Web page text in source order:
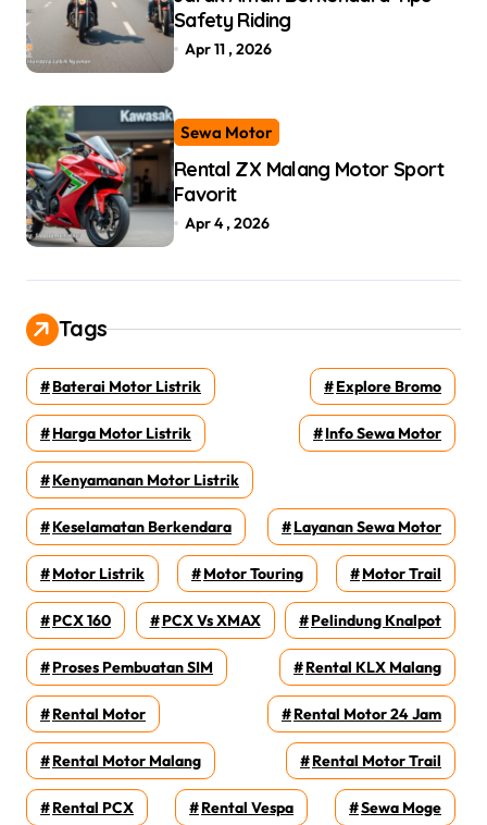
Safety Riding
Apr 11 , 2026
Sewa Motor
Rental ZX Malang Motor Sport
Favorit
Apr 4 , 2026
Tags
Baterai Motor Listrik Explore Bromo
Harga Motor Listrik Info Sewa Motor
Kenyamanan Motor Listrik
Keselamatan Berkendara Layanan Sewa Motor
Motor Listrik Motor Touring Motor Trail
PCX 160 PCX Vs XMAX Pelindung Knalpot
Proses Pembuatan SIM Rental KLX Malang
Rental Motor Rental Motor 24 Jam
Rental Motor Malang Rental Motor Trail
Rental PCX Rental Vespa Sewa Moge